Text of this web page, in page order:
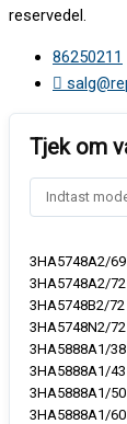
reservedel.
86250211
3HA5748A2/69
3HA5748A2/72
3HA5748B2/72
3HA5748N2/72
3HA5888A1/38
3HA5888A1/43
3HA5888A1/50
3HA5888A1/60